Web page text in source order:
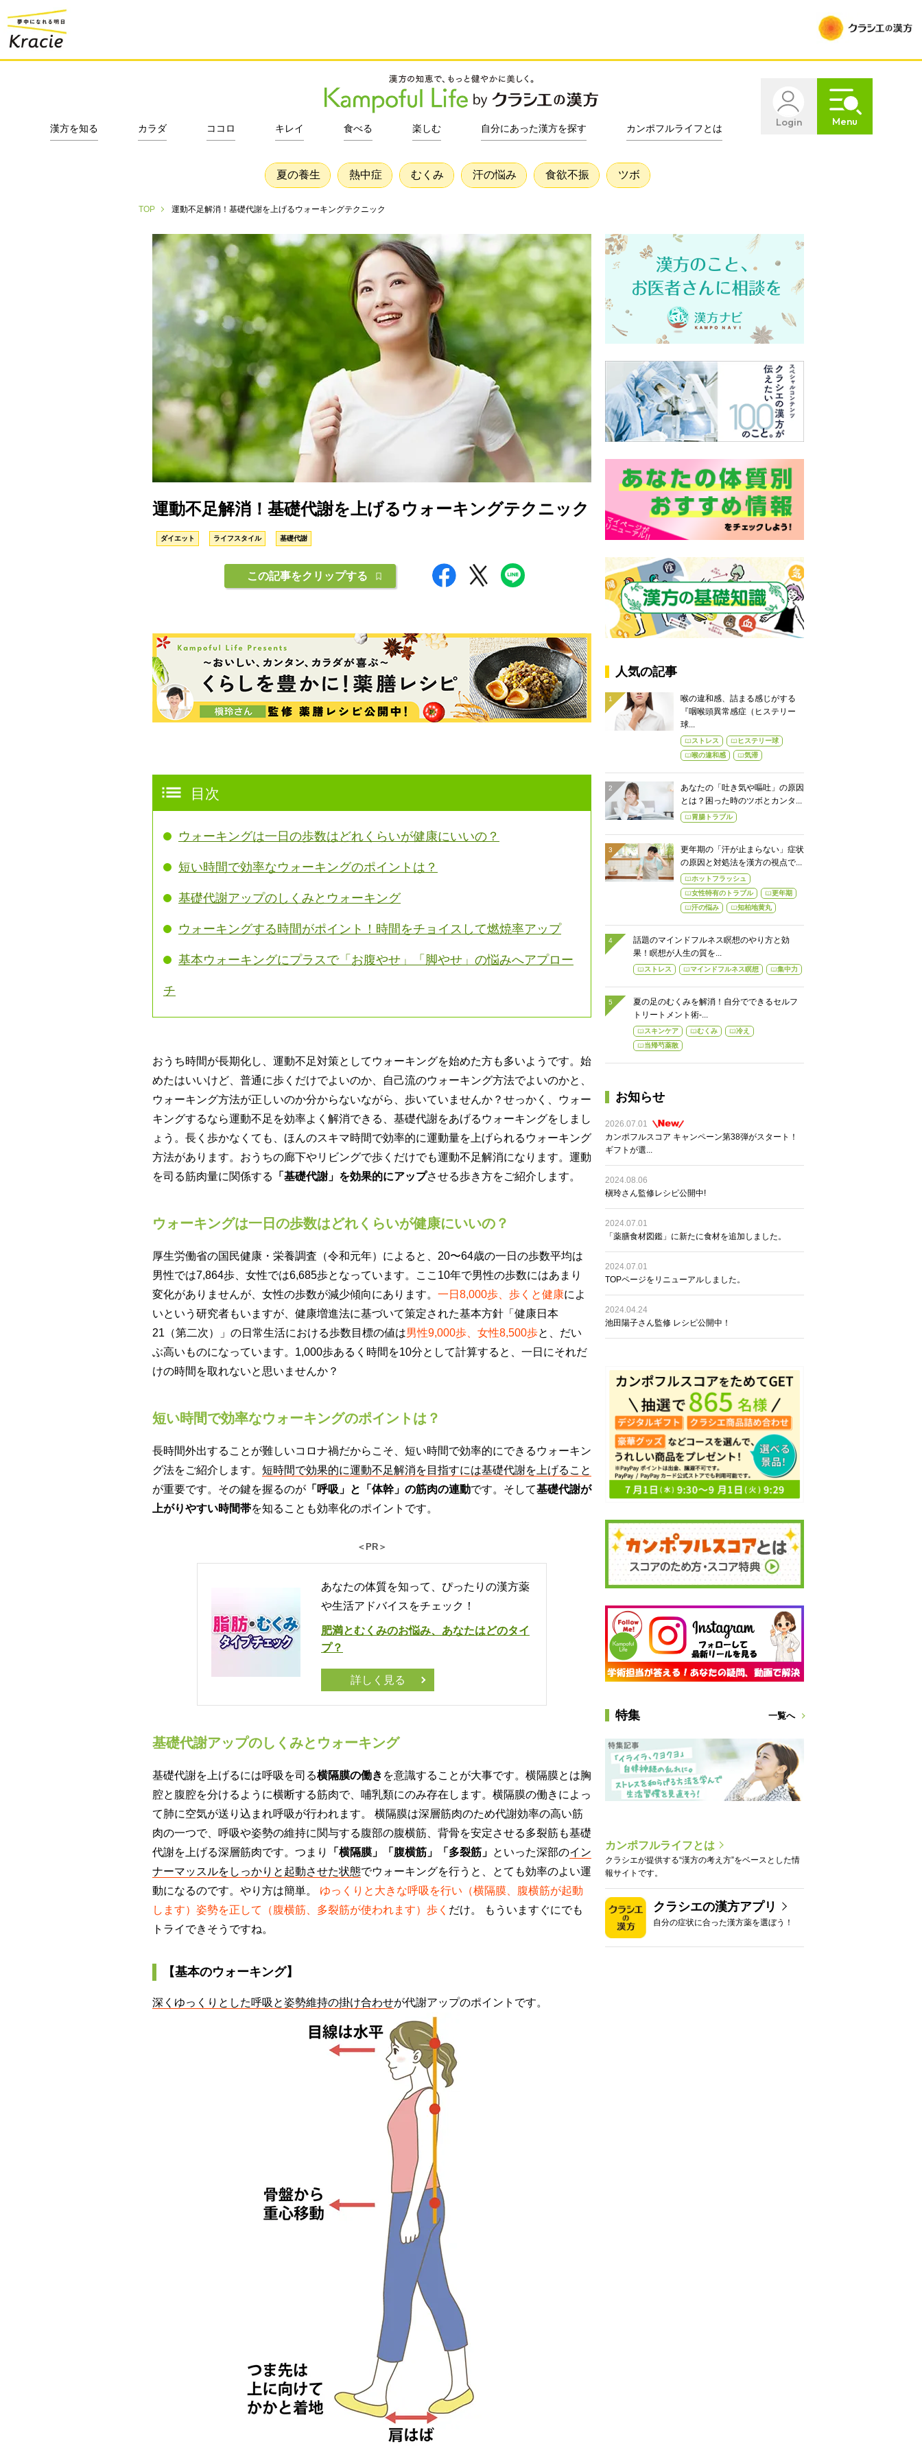
Login Menu
漢方を知る カラダ ココロ キレイ 食べる 楽しむ 自分にあった漢方を探す カンポフルライフとは
夏の養生 熱中症 むくみ 汗の悩み 食欲不振 ツボ
TOP 運動不足解消！基礎代謝を上げるウォーキングテクニック
運動不足解消！基礎代謝を上げるウォーキングテクニック
ダイエット ライフスタイル 基礎代謝
この記事をクリップする
目次
ウォーキングは一日の歩数はどれくらいが健康にいいの？
短い時間で効率なウォーキングのポイントは？
基礎代謝アップのしくみとウォーキング
ウォーキングする時間がポイント！時間をチョイスして燃焼率アップ
基本ウォーキングにプラスで「お腹やせ」「脚やせ」の悩みへアプロー
チ
おうち時間が長期化し、運動不足対策としてウォーキングを始めた方も多いようです。始
めたはいいけど、普通に歩くだけでよいのか、自己流のウォーキング方法でよいのかと、
ウォーキング方法が正しいのか分からないながら、歩いていませんか？せっかく、ウォー
キングするなら運動不足を効率よく解消できる、基礎代謝をあげるウォーキングをしまし
ょう。長く歩かなくても、ほんのスキマ時間で効率的に運動量を上げられるウォーキング
方法があります。おうちの廊下やリビングで歩くだけでも運動不足解消になります。運動
を司る筋肉量に関係する
「基礎代謝」を効果的にアップさせる歩き方をご紹介します。
ウォーキングは一日の歩数はどれくらいが健康にいいの？
厚生労働省の国民健康・栄養調査（令和元年）によると、20〜64歳の一日の歩数平均は
男性では7,864歩、女性では6,685歩となっています。ここ10年で男性の歩数にはあまり
変化がありませんが、女性の歩数が減少傾向にあります。 一日8,000歩、歩くと健康によ
いという研究者もいますが、健康増進法に基づいて策定された基本方針「健康日本
21（第二次）」の日常生活における歩数目標の値は男性9,000歩、女性8,500歩と、だい
ぶ高いものになっています。1,000歩あるく時間を10分として計算すると、一日にそれだ
けの時間を取れないと思いませんか？
短い時間で効率なウォーキングのポイントは？
長時間外出することが難しいコロナ禍だからこそ、短い時間で効率的にできるウォーキン
グ法をご紹介します。 短時間で効果的に運動不足解消を目指すには基礎代謝を上げること
が重要です。その鍵を握るのが 「呼吸」と「体幹」の筋肉の連動です。そして基礎代謝が
上がりやすい時間帯を知ることも効率化のポイントです。
＜PR＞
あなたの体質を知って、ぴったりの漢方薬
や生活アドバイスをチェック！
肥満とむくみのお悩み、あなたはどのタイ
プ？
詳しく見る
基礎代謝アップのしくみとウォーキング
基礎代謝を上げるには呼吸を司る横隔膜の働き を意識することが大事です。横隔膜とは胸
腔と腹腔を分けるように横断する筋肉で、哺乳類にのみ存在します。横隔膜の働きによっ
て肺に空気が送り込まれ呼吸が行われます。 横隔膜は深層筋肉のため代謝効率の高い筋
肉の一つで、呼吸や姿勢の維持に関与する腹部の腹横筋、背骨を安定させる多裂筋も基礎
代謝を上げる深層筋肉です。つまり
「横隔膜」「腹横筋」「多裂筋」 といった深部のイン
ナーマッスルをしっかりと起動させた状態でウォーキングを行うと、とても効率のよい運
動になるのです。やり方は簡単。 ゆっくりと大きな呼吸を行い（横隔膜、腹横筋が起動
します）姿勢を正して（腹横筋、多裂筋が使われます）歩く だけ。 もういますぐにでも
トライできそうですね。
【基本のウォーキング】
深くゆっくりとした呼吸と姿勢維持の掛け合わせが代謝アップのポイントです。
人気の記事
喉の違和感、詰まる感じがする
『咽喉頭異常感症（ヒステリー
球...
ストレス
ヒステリー球
喉の違和感
気滞
あなたの「吐き気や嘔吐」の原因
とは？困った時のツボとカンタ...
胃腸トラブル
更年期の「汗が止まらない」症状
の原因と対処法を漢方の視点で...
ホットフラッシュ
女性特有のトラブル
更年期
汗の悩み
知柏地黄丸
話題のマインドフルネス瞑想のやり方と効
果！瞑想が人生の質を...
ストレス マインドフルネス瞑想 集中力
夏の足のむくみを解消！自分でできるセルフ
トリートメント術-...
スキンケア むくみ
冷え
当帰芍薬散
お知らせ
2026.07.01
カンポフルスコア キャンペーン第38弾がスタート！
ギフトが選...
2024.08.06
槇玲さん監修レシピ公開中!
2024.07.01
「薬膳食材図鑑」に新たに食材を追加しました。
2024.07.01
TOPページをリニューアルしました。
2024.04.24
池田陽子さん監修 レシピ公開中！
特集 一覧へ
カンポフルライフとは
クラシエが提供する“漢方の考え方”をベースとした情
報サイトです。
クラシエの漢方アプリ
自分の症状に合った漢方薬を選ぼう！